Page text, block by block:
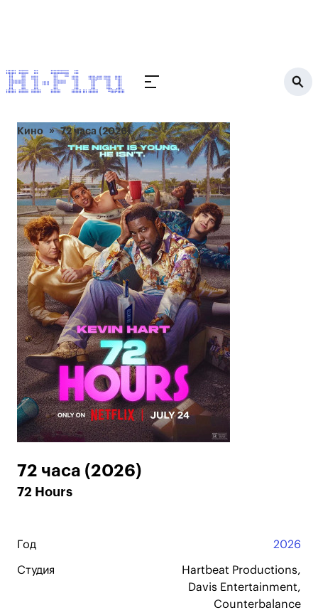
Кино 72 часа (2026)
72 часа (2026)
72 Hours
Год 2026
Студия
Hartbeat Productions,
Davis Entertainment,
Counterbalance